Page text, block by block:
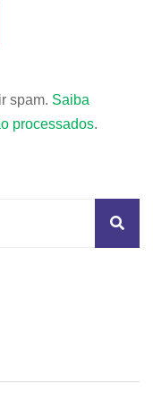
spam. Saiba
processados.